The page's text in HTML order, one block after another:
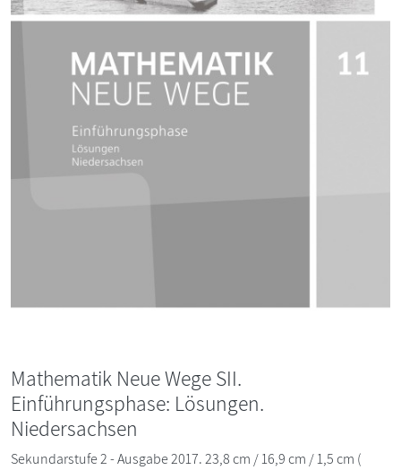
Mathematik Neue Wege SII.
Einführungsphase: Lösungen.
Niedersachsen
Sekundarstufe 2 - Ausgabe 2017. 23,8 cm / 16,9 cm / 1,5 cm (